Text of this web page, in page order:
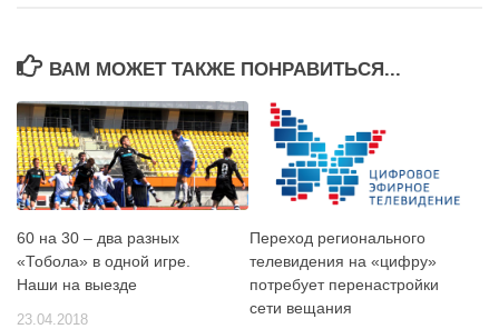
ВАМ МОЖЕТ ТАКЖЕ ПОНРАВИТЬСЯ...
60 на 30 – два разных
«Тобола» в одной игре.
Наши на выезде
23.04.2018
Переход регионального
телевидения на «цифру»
потребует перенастройки
сети вещания